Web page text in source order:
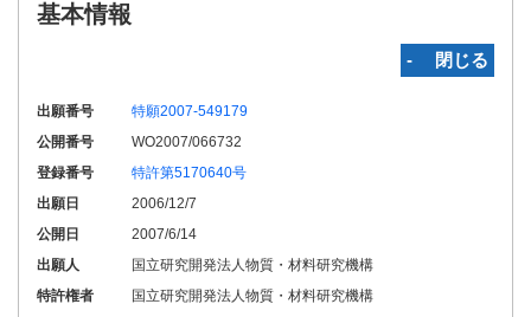
基本情報
‐ 閉じる
出願番号
特願2007-549179
公開番号
WO2007/066732
登録番号
特許第5170640号
出願日
2006/12/7
公開日
2007/6/14
出願人
国立研究開発法人物質・材料研究機構
特許権者
国立研究開発法人物質・材料研究機構